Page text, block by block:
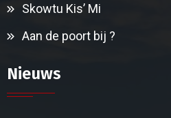
Skowtu Kis’ Mi
Aan de poort bij ?
Nieuws